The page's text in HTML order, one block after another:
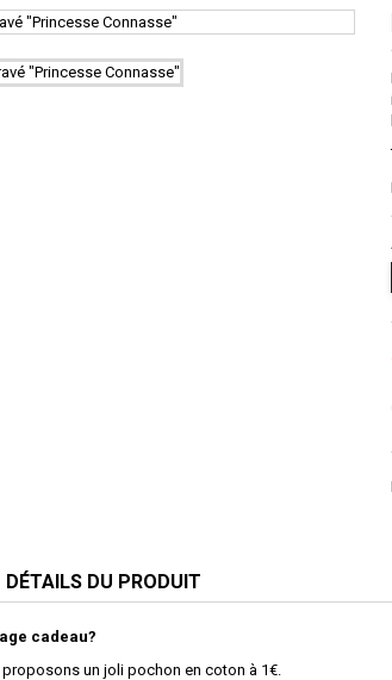
DÉTAILS DU PRODUIT
cadeau?
un joli pochon en coton à 1€.